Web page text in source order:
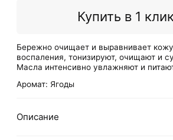
Купить в 1
Бережно очищает и выравнивает
воспаления, тонизируют, очищают и
Масла интенсивно увлажняют и
Аромат: Ягоды
Описание